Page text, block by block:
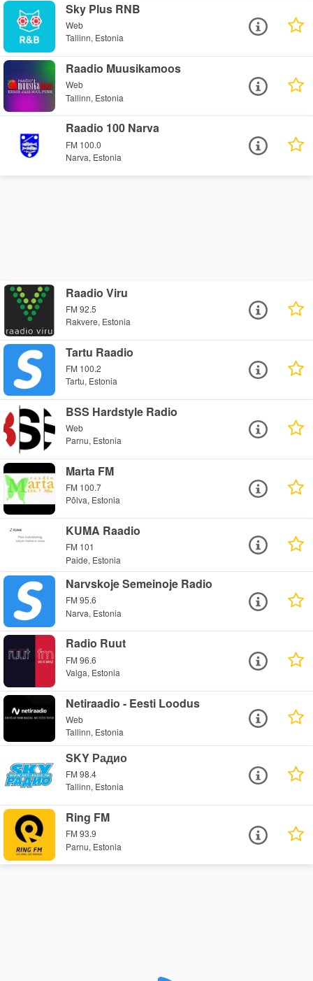
Sky Plus RNB
Web
Tallinn, Estonia
Raadio Muusikamoos
Web
Tallinn, Estonia
Raadio 100 Narva
FM 100.0
Narva, Estonia
Raadio Viru
FM 92.5
Rakvere, Estonia
Tartu Raadio
FM 100.2
Tartu, Estonia
BSS Hardstyle Radio
Web
Parnu, Estonia
Marta FM
FM 100.7
Põlva, Estonia
KUMA Raadio
FM 101
Paide, Estonia
Narvskoje Semeinoje Radio
FM 95.6
Narva, Estonia
Radio Ruut
FM 96.6
Valga, Estonia
Netiraadio - Eesti Loodus
Web
Tallinn, Estonia
SKY Радио
FM 98.4
Tallinn, Estonia
Ring FM
FM 93.9
Parnu, Estonia